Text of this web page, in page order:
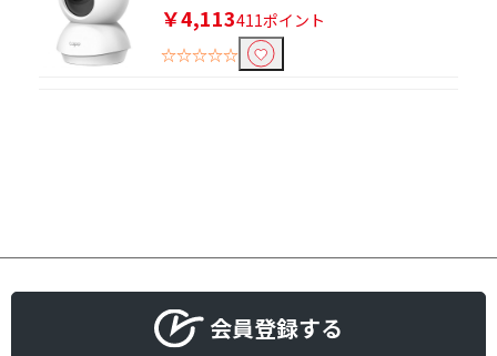
￥4,113411ポイント
☆☆☆☆☆
会員登録する